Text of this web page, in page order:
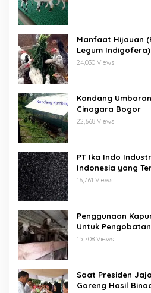
Manfaat Hijauan
Legum
Dan Sensi
24,030 Views
Kandang
Cinagara Bogor
22,668 Views
PT Ika Indo
Indonesia yang
16,761 Views
Penggunaan
Untuk
Domba/Kambing
15,708 Views
Saat Presiden
Goreng Hasil